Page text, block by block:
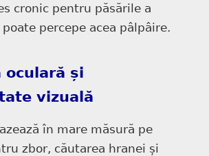
cronic pentru păsările a
percepe acea pâlpâire.
oculară și
vizuală
în mare măsură pe
zbor, căutarea hranei și